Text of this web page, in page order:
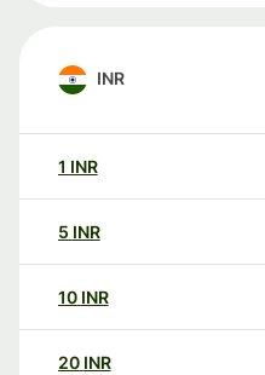
INR
1 INR
5 INR
10 INR
20 INR